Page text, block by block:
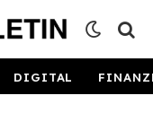
DIGITAL